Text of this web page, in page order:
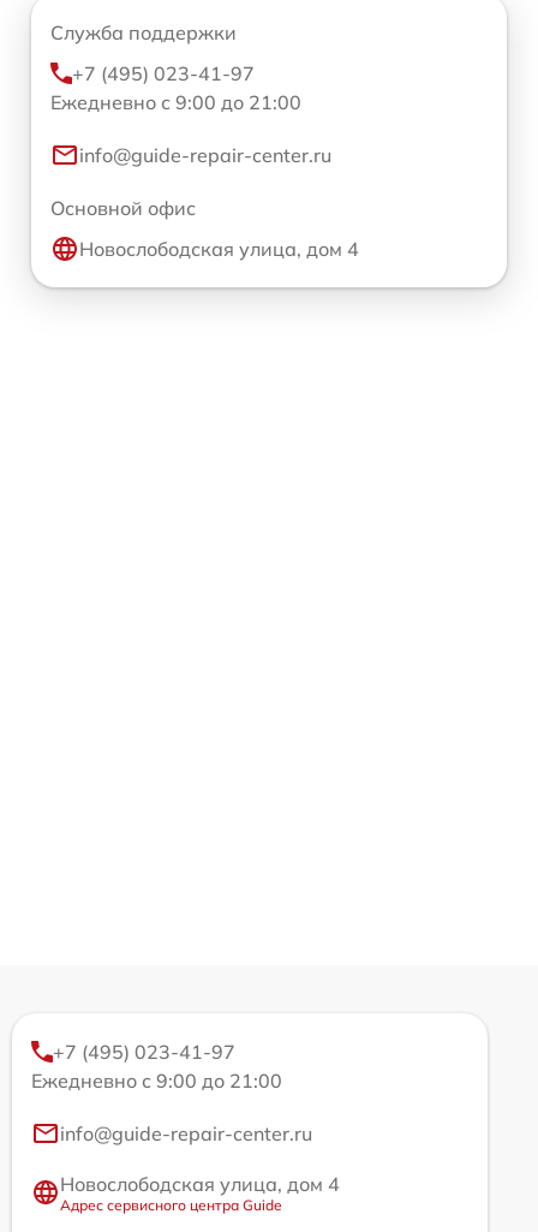
Служба поддержки
+7 (495) 023-41-97
Ежедневно с 9:00 до 21:00
info@guide-repair-center.ru
Основной офис
Новослободская улица, дом 4
+7 (495) 023-41-97
Ежедневно с 9:00 до 21:00
info@guide-repair-center.ru
Новослободская улица, дом 4
Адрес сервисного центра Guide